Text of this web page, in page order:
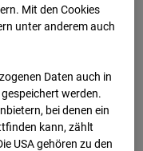
Mit den Cookies
unter anderem auch
Daten auch in
werden.
bei denen ein
kann, zählt
USA gehören zu den